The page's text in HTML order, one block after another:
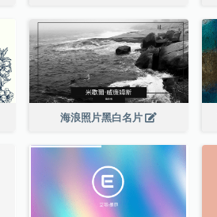
海浪照片黑白名片